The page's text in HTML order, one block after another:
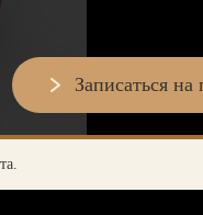
УДАЛЕНИЕ ЗУБОВ
Записаться на